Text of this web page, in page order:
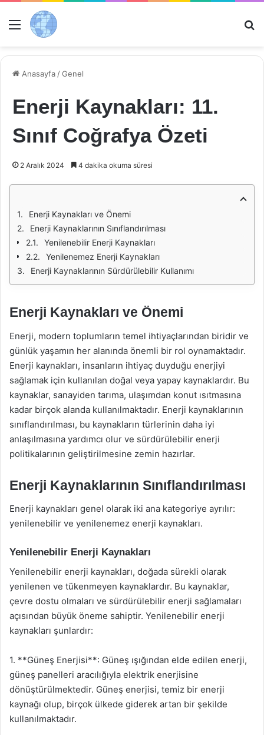
Menü
Anasayfa /Genel
Enerji Kaynakları: 11.
Sınıf Coğrafya Özeti
2 Aralık 2024 4 dakika okuma süresi
Enerji Kaynakları ve Önemi
Enerji Kaynaklarının Sınıflandırılması
Yenilenebilir Enerji Kaynakları
Yenilenemez Enerji Kaynakları
Enerji Kaynaklarının Sürdürülebilir Kullanımı
Enerji Kaynakları ve Önemi
Enerji, modern toplumların temel ihtiyaçlarından biridir ve
günlük yaşamın her alanında önemli bir rol oynamaktadır.
Enerji kaynakları, insanların ihtiyaç duyduğu enerjiyi
sağlamak için kullanılan doğal veya yapay kaynaklardır. Bu
kaynaklar, sanayiden tarıma, ulaşımdan konut ısıtmasına
kadar birçok alanda kullanılmaktadır. Enerji kaynaklarının
sınıflandırılması, bu kaynakların türlerinin daha iyi
anlaşılmasına yardımcı olur ve sürdürülebilir enerji
politikalarının geliştirilmesine zemin hazırlar.
Enerji Kaynaklarının Sınıflandırılması
Enerji kaynakları genel olarak iki ana kategoriye ayrılır:
yenilenebilir ve yenilenemez enerji kaynakları.
Yenilenebilir Enerji Kaynakları
Yenilenebilir enerji kaynakları, doğada sürekli olarak
yenilenen ve tükenmeyen kaynaklardır. Bu kaynaklar,
çevre dostu olmaları ve sürdürülebilir enerji sağlamaları
açısından büyük öneme sahiptir. Yenilenebilir enerji
kaynakları şunlardır:
1. **Güneş Enerjisi**: Güneş ışığından elde edilen enerji,
güneş panelleri aracılığıyla elektrik enerjisine
dönüştürülmektedir. Güneş enerjisi, temiz bir enerji
kaynağı olup, birçok ülkede giderek artan bir şekilde
kullanılmaktadır.